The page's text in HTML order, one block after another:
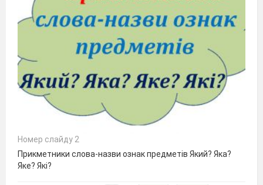
Номер слайду 2
Прикметники слова-назви ознак предметів Який? Яка?
Яке? Які?